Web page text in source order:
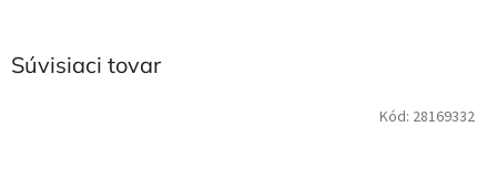
Súvisiaci tovar
Kód: 28169332